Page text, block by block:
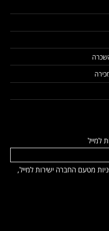
למייל
מטעם החברה ישירות למייל,